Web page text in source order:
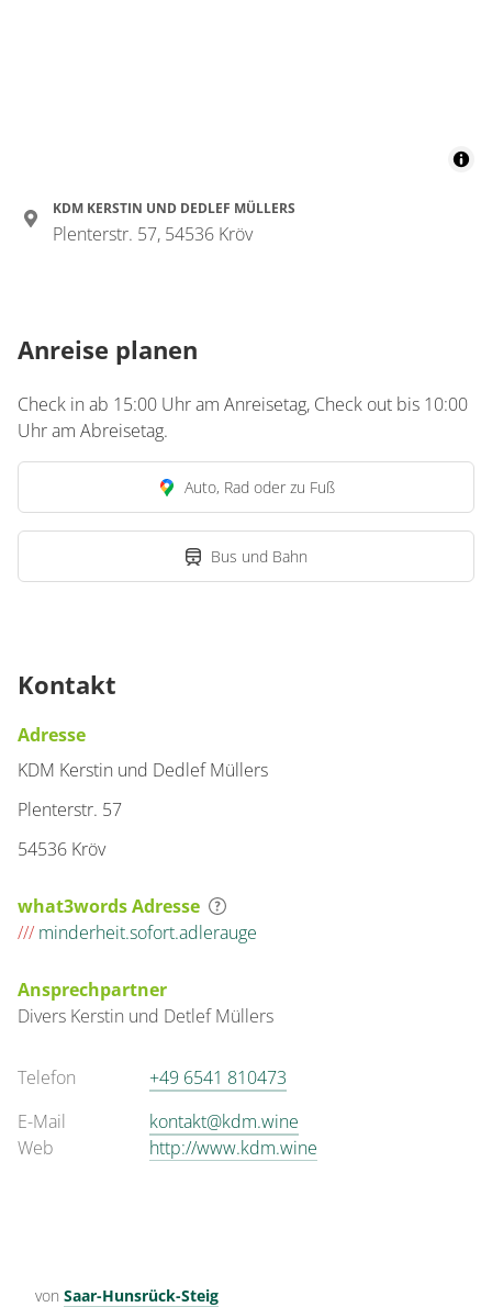
KDM KERSTIN UND DEDLEF MÜLLERS
Plenterstr. 57, 54536 Kröv
Anreise planen
Check in ab 15:00 Uhr am Anreisetag, Check out bis 10:00
Uhr am Abreisetag.
Auto, Rad oder zu Fuß
Bus und Bahn
Kontakt
Adresse
KDM Kerstin und Dedlef Müllers
Plenterstr. 57
54536 Kröv
what3words Adresse
/// minderheit.sofort.adlerauge
Ansprechpartner
Divers Kerstin und DetlefMüllers
Telefon
+49 6541 810473
E-Mail
kontakt@kdm.wine
Web
http://www.kdm.wine
von Saar-Hunsrück-Steig